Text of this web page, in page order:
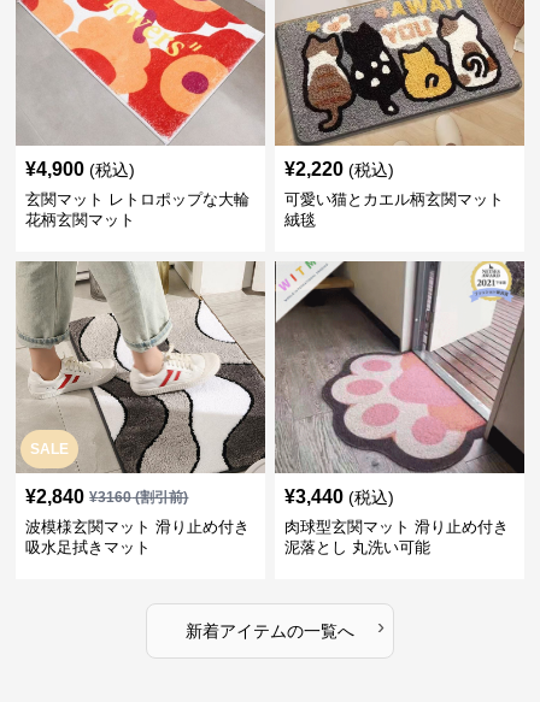
¥4,900 (税込)
玄関マット レトロポップな大輪
花柄玄関マット
¥2,220 (税込)
可愛い猫とカエル柄玄関マット
絨毯
SALE
¥2,840 ¥3160(割引前)
波模様玄関マット 滑り止め付き
吸水足拭きマット
¥3,440 (税込)
肉球型玄関マット 滑り止め付き
泥落とし 丸洗い可能
新着アイテムの一覧へ ›